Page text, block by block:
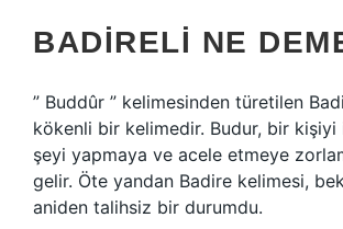
BADIRELI NE
” Buddûr ” kelimesinden türetilen
kökenli bir kelimedir. Budur, bir
şeyi yapmaya ve acele etmeye
gelir. Öte yandan Badire kelimesi,
aniden talihsiz bir durumdu.